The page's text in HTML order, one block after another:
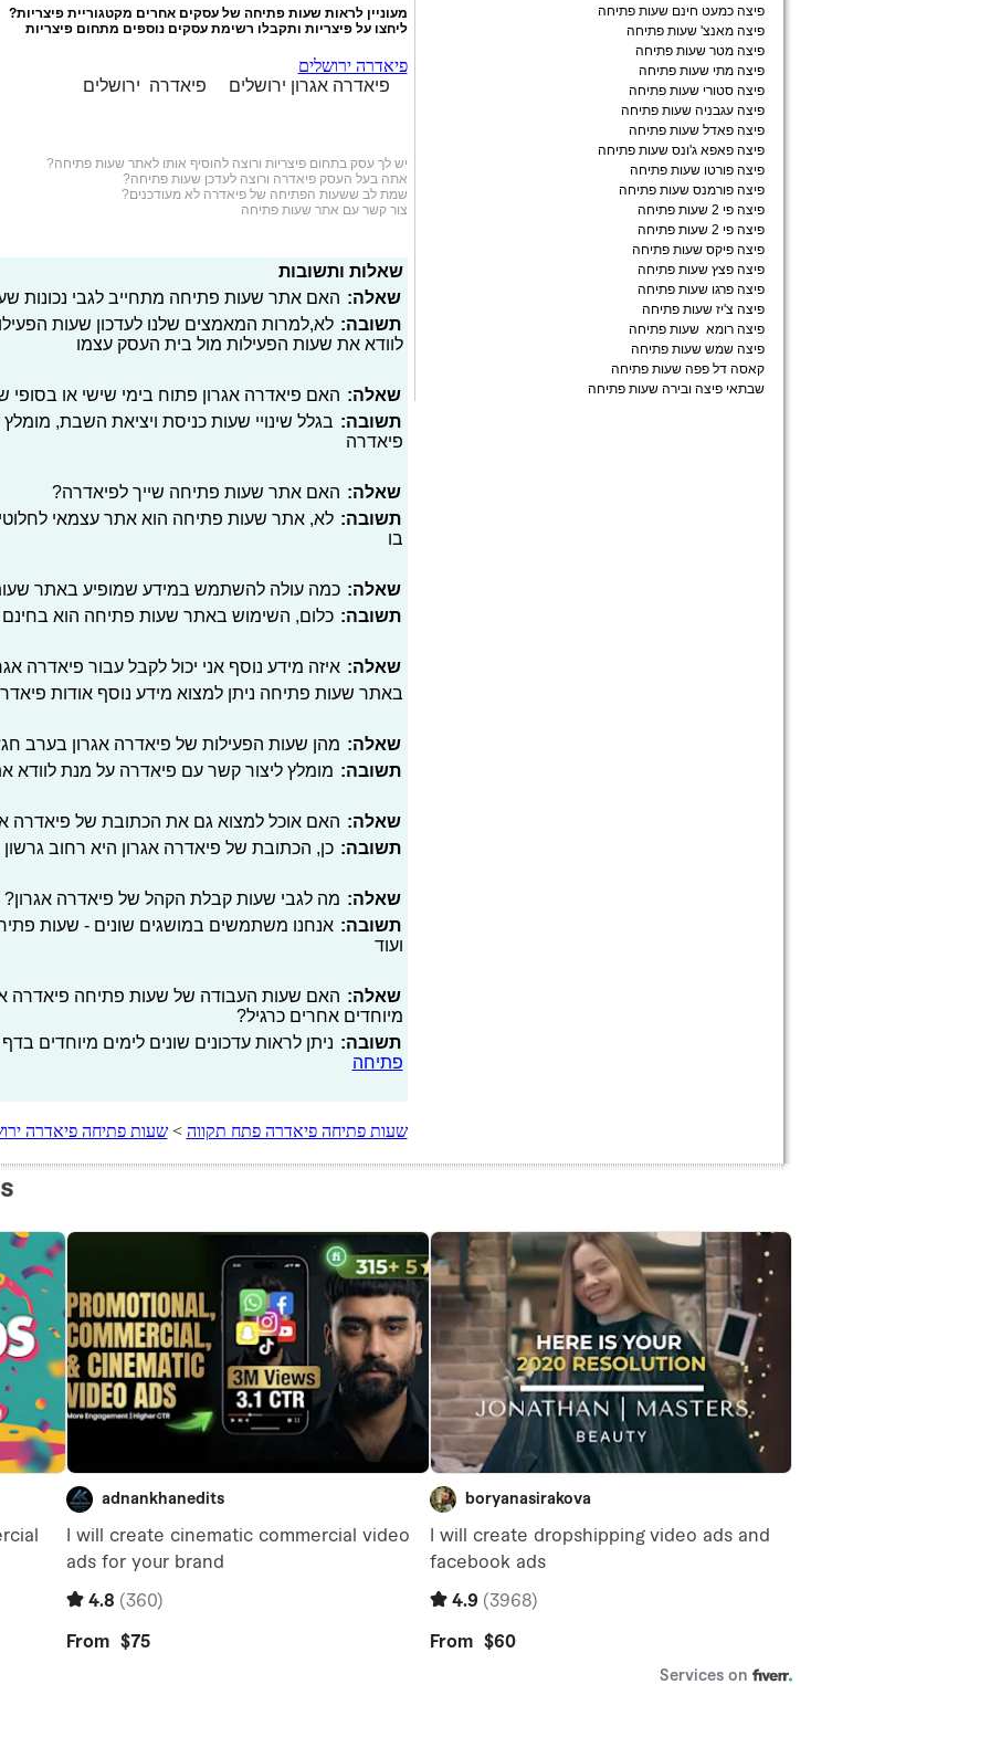
מעוניין לראות שעות פתיחה של עסקים אחרים מקטגורייתפיצריות?
ליחצו עלפיצריות ותקבלו רשימת עסקים נוספים מתחום פיצריות
פיאדרה ירושלים
פיאדרה אגרון ירושלים
פיאדרה ירושלים
יש לך עסק בתחוםפיצריות ורוצה להוסיף אותו לאתר שעות פתיחה?
אתה בעל העסק פיאדרה ורוצה לעדכן שעות פתיחה?
שמת לב ששעות הפתיחה של פיאדרה לא מעודכנים?
צור קשר עם אתר שעות פתיחה
שאלות ותשובות
שאלה: האם אתר שעות פתיחה מתחייב לגבי נכונות
תשובה: לא,למרות המאמצים שלנו לעדכון שעות
לוודא את שעות הפעילות מול בית העסק עצמו
שאלה: האם פיאדרה אגרון פתוח בימי שישי או בסופי
תשובה: בגלל שינויי שעות כניסת ויציאת השבת,
פיאדרה
שאלה: האם אתר שעות פתיחה שייך לפיאדרה?
תשובה: לא, אתר שעות פתיחה הוא אתר עצמאי
בו
שאלה: כמה עולה להשתמש במידע שמופיע באתר
תשובה: כלום, השימוש באתר שעות פתיחה הוא בחינם
שאלה: איזה מידע נוסף אני יכול לקבל עבור פיאדרה
באתר שעות פתיחה ניתן למצוא מידע נוסף אודות
שאלה: מהן שעות הפעילות של פיאדרה אגרון בערב
תשובה: מומלץ ליצור קשר עם פיאדרה על מנת
שאלה: האם אוכל למצוא גם את הכתובת של פיאדרה
תשובה: כן, הכתובת של פיאדרה אגרון היא רחוב גרשון
שאלה: מה לגבי שעות קבלת הקהל של פיאדרה אגרון?
תשובה: אנחנו משתמשים במושגים שונים - שעות
ועוד
שאלה: האם שעות העבודה של שעות פתיחה פיאדרה
מיוחדים אחרים כרגיל?
תשובה: ניתן לראות עדכונים שונים לימים מיוחדים
פתיחה
שעות פתיחה פיאדרה פתח תקווה >שעות פתיחה פיאדרה
פיצה כמעט חינם שעות פתיחה
פיצה מאנצ' שעות פתיחה
פיצה מטר שעות פתיחה
פיצה מתי שעות פתיחה
פיצה סטורי שעות פתיחה
פיצה עגבניה שעות פתיחה
פיצה פאדל שעות פתיחה
פיצה פאפא ג'ונס שעות פתיחה
פיצה פורטו שעות פתיחה
פיצה פורמנס שעות פתיחה
פיצה פי 2 שעות פתיחה
פיצה פי 2 שעות פתיחה
פיצה פיקס שעות פתיחה
פיצה פצץ שעות פתיחה
פיצה פרגו שעות פתיחה
פיצה צ'יז שעות פתיחה
פיצה רומא שעות פתיחה
פיצה שמש שעות פתיחה
קאסה דל פפה שעות פתיחה
שבתאי פיצה ובירה שעות פתיחה